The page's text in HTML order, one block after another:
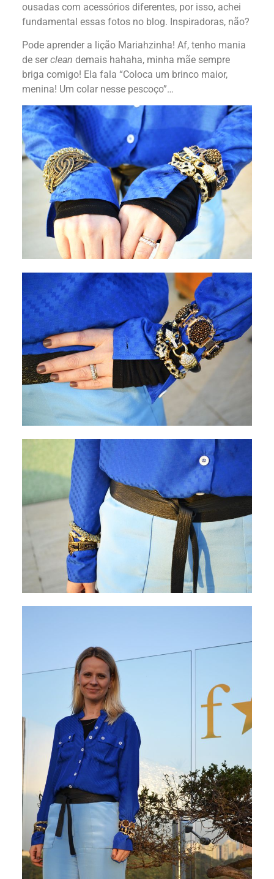
ousadas com acessórios diferentes, por isso, achei
fundamental essas fotos no blog. Inspiradoras, não?
Pode aprender a lição Mariahzinha! Af, tenho mania
de ser clean demais hahaha, minha mãe sempre
briga comigo! Ela fala “Coloca um brinco maior,
menina! Um colar nesse pescoço”…